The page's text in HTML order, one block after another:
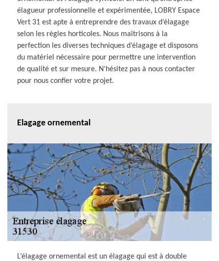
élagueur professionnelle et expérimentée, LOBRY Espace
Vert 31 est apte à entreprendre des travaux d’élagage
selon les règles horticoles. Nous maîtrisons à la
perfection les diverses techniques d’élagage et disposons
du matériel nécessaire pour permettre une intervention
de qualité et sur mesure. N’hésitez pas à nous contacter
pour nous confier votre projet.
Elagage ornemental
L’élagage ornemental est un élagage qui est à double